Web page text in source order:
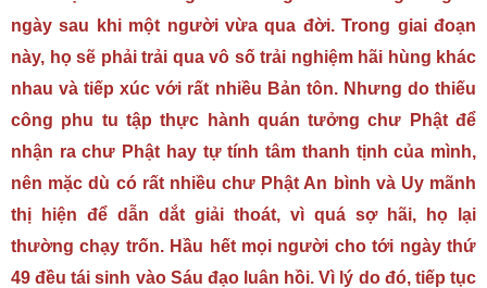
ngày sau khi một người vừa qua đời. Trong giai đoạn
này, họ sẽ phải trải qua vô số trải nghiệm hãi hùng khác
nhau và tiếp xúc với rất nhiều Bản tôn. Nhưng do thiếu
công phu tu tập thực hành quán tưởng chư Phật để
nhận ra chư Phật hay tự tính tâm thanh tịnh của mình,
nên mặc dù có rất nhiều chư Phật An bình và Uy mãnh
thị hiện để dẫn dắt giải thoát, vì quá sợ hãi, họ lại
thường chạy trốn. Hầu hết mọi người cho tới ngày thứ
49 đều tái sinh vào Sáu đạo luân hồi. Vì lý do đó, tiếp tục